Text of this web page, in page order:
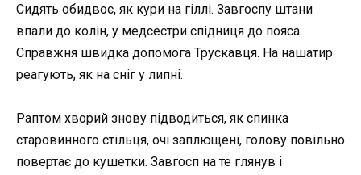
Сидять обидвоє, як кури на гіллі. Завгоспу штани
впали до колін, у медсестри спідниця до пояса.
Справжня швидка допомога Трускавця. На нашатир
реагують, як на сніг у липні.
Раптом хворий знову підводиться, як спинка
старовинного стільця, очі заплющені, голову повільно
повертає до кушетки. Завгосп на те глянув і